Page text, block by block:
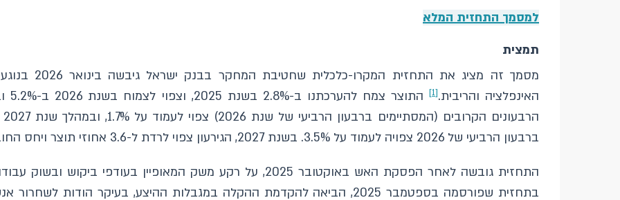
למסמך התחזית המלא
תמצית
מסמך זה
האינפלציה והריבית.[1]
ברבעון הרביעי של 2026 צפויה לעמוד על 3.5%. בשנת 2027, הגירעון צפוי לרדת ל-3.6 אחוזי תוצר ויחס החוב לתוצר צפוי לעמוד על 68.5%.
התחזית גובשה לאחר הפסקת האש באוקטובר 2025, על רקע משק המאופיין
בתחזית שפורסמה בספטמבר 2025, הביאה להקדמת ההקלה במגבלות ההיצע, בעיקר